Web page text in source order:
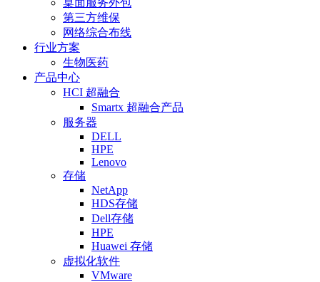
桌面服务外包
第三方维保
网络综合布线
行业方案
生物医药
产品中心
HCI 超融合
Smartx 超融合产品
服务器
DELL
HPE
Lenovo
存储
NetApp
HDS存储
Dell存储
HPE
Huawei 存储
虚拟化软件
VMware